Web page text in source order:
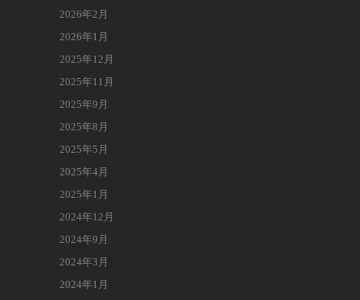
2026年2月
2026年1月
2025年12月
2025年11月
2025年9月
2025年8月
2025年5月
2025年4月
2025年1月
2024年12月
2024年9月
2024年3月
2024年1月